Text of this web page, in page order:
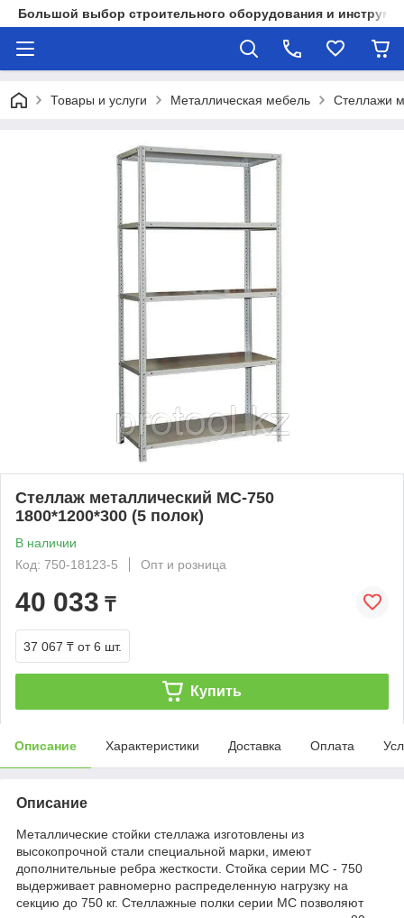
Большой выбор строительного оборудования и
Товары и услуги Металлическая мебель Стеллажи
Стеллаж металлический МС-750
1800*1200*300 (5 полок)
В наличии
Код: 750-18123-5
Опт и розница
40 033 ₸
37 067 ₸ от 6 шт.
Купить
Описание Характеристики Доставка Оплата
Описание
Металлические стойки стеллажа изготовлены из
высокопрочной стали специальной марки, имеют
дополнительные ребра жесткости. Стойка серии МС - 750
выдерживает равномерно распределенную нагрузку на
секцию до 750 кг. Стеллажные полки серии МС позволяют